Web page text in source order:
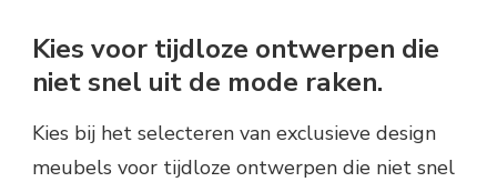
Kies voor tijdloze ontwerpen die
niet snel uit de mode raken.
Kies bij het selecteren van exclusieve design
meubels voor tijdloze ontwerpen die niet snel